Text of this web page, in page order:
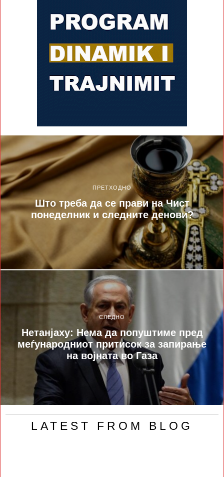
ПРЕТХОДНО
Што треба да се прави на Чист
понеделник и следните денови?
СЛЕДНО
Нетанјаху: Нема да попуштиме пред
меѓународниот притисок за запирање
на војната во Газа
LATEST FROM BLOG